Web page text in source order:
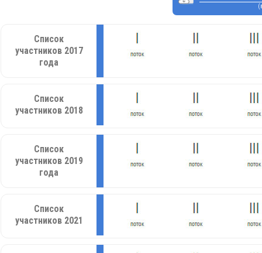
Список
участников 2017
года
Список
участников 2018
Список
участников 2019
года
Список
участников 2021